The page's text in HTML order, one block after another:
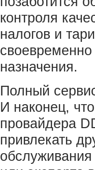
контроля
налогов и
своевременно
назначения.
Полный
И наконец,
провайдера
привлекать